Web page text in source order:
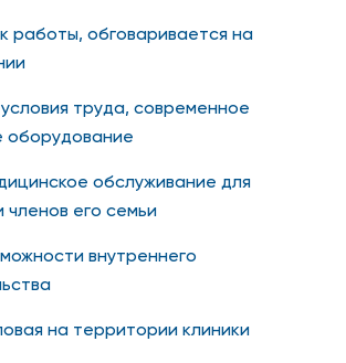
работы, обговаривается на
труда, современное
оборудование
обслуживание для
членов его семьи
внутреннего
на территории клиники